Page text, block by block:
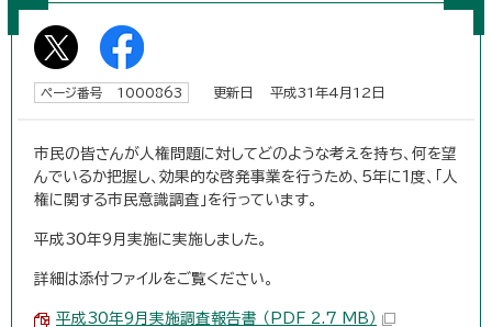
ページ番号 1000863 更新日 平成31年4月12日
市民の皆さんが人権問題に対してどのような考えを持ち、何を望
んでいるか把握し、効果的な啓発事業を行うため、5年に1度、「人
権に関する市民意識調査」を行っています。
平成30年9月実施に実施しました。
詳細は添付ファイルをご覧ください。
平成30年9月実施調査報告書 （PDF 2.7 MB）